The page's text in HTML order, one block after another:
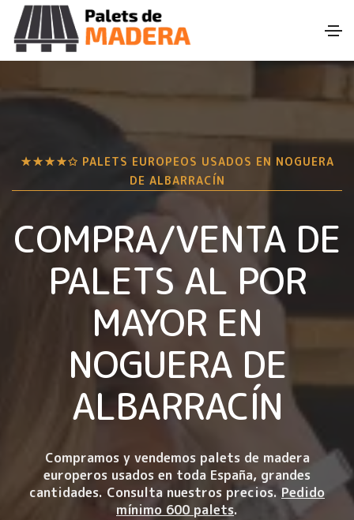
★★★★✩ PALETS EUROPEOS USADOS EN NOGUERA
DE ALBARRACÍN
COMPRA/VENTA DE
PALETS AL POR
MAYOR EN
NOGUERA DE
ALBARRACÍN
Compramos y vendemos palets de madera
europeros usados en toda España, grandes
cantidades. Consulta nuestros precios.Pedido
mínimo 600 palets.